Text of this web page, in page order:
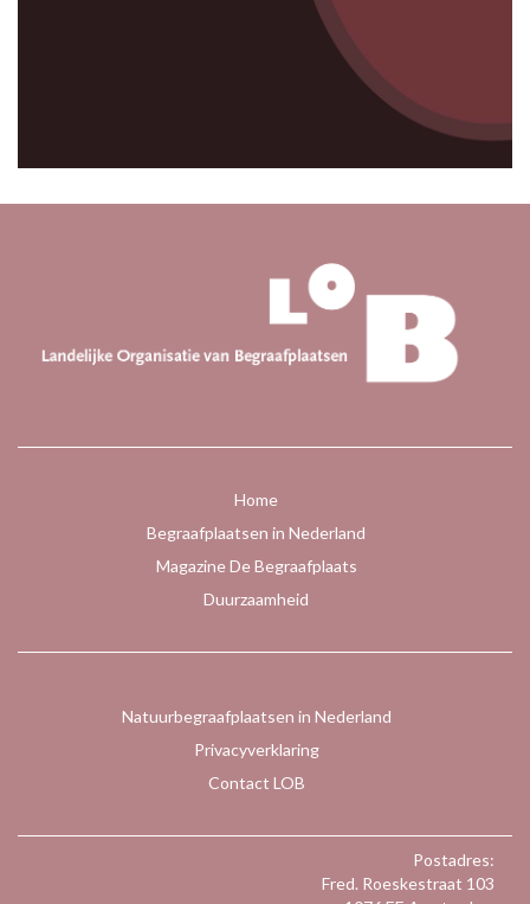
Home
Begraafplaatsen in Nederland
Magazine De Begraafplaats
Duurzaamheid
Natuurbegraafplaatsen in Nederland
Privacyverklaring
Contact LOB
Postadres:
Fred. Roeskestraat 103